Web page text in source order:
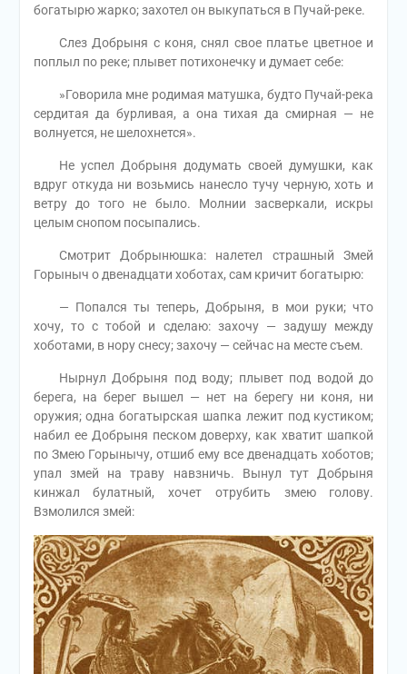
богатырю жарко; захотел он выкупаться в Пучай-реке.
Слез Добрыня с коня, снял свое платье цветное и
поплыл по реке; плывет потихонечку и думает себе:
»Говорила мне родимая матушка, будто Пучай-река
сердитая да бурливая, а она тихая да смирная — не
волнуется, не шелохнется».
Не успел Добрыня додумать своей думушки, как
вдруг откуда ни возьмись нанесло тучу черную, хоть и
ветру до того не было. Молнии засверкали, искры
целым снопом посыпались.
Смотрит Добрынюшка: налетел страшный Змей
Горыныч о двенадцати хоботах, сам кричит богатырю:
— Попался ты теперь, Добрыня, в мои руки; что
хочу, то с тобой и сделаю: захочу — задушу между
хоботами, в нору снесу; захочу — сейчас на месте съем.
Нырнул Добрыня под воду; плывет под водой до
берега, на берег вышел — нет на берегу ни коня, ни
оружия; одна богатырская шапка лежит под кустиком;
набил ее Добрыня песком доверху, как хватит шапкой
по Змею Горынычу, отшиб ему все двенадцать хоботов;
упал змей на траву навзничь. Вынул тут Добрыня
кинжал булатный, хочет отрубить змею голову.
Взмолился змей: